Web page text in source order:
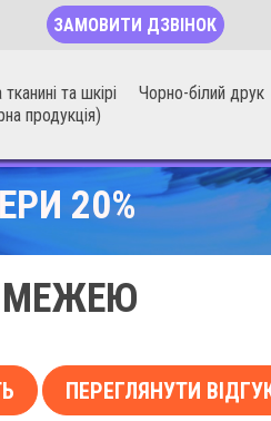
ЗАМОВИТИ ДЗВІНОК
та шкірі
продукція)
Чорно-білий друк
20%
МЕЖЕЮ
ПЕРЕГЛЯНУТИ